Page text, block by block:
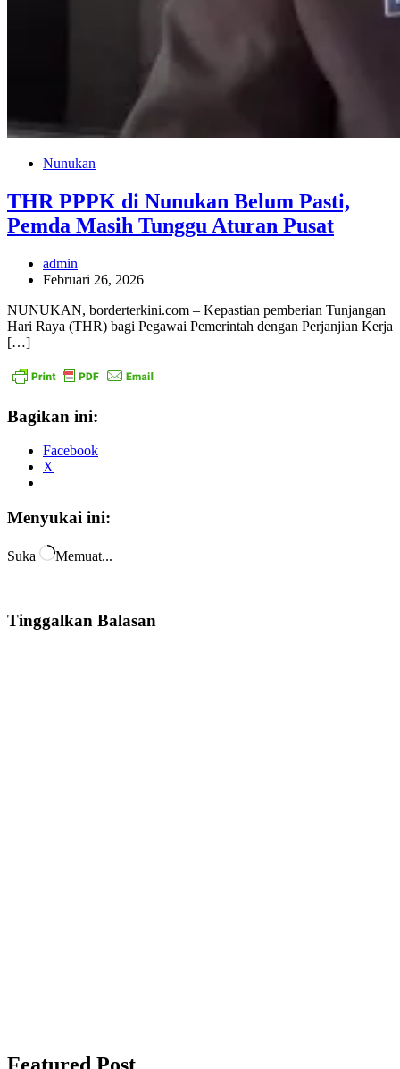
Nunukan
THR PPPK di Nunukan Belum Pasti,
Pemda Masih Tunggu Aturan Pusat
admin
Februari 26, 2026
NUNUKAN, borderterkini.com – Kepastian pemberian Tunjangan
Hari Raya (THR) bagi Pegawai Pemerintah dengan Perjanjian Kerja
[…]
Bagikan ini:
Facebook
X
Menyukai ini:
Suka Memuat...
Tinggalkan Balasan